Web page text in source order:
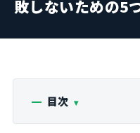
敗しないための5
目次